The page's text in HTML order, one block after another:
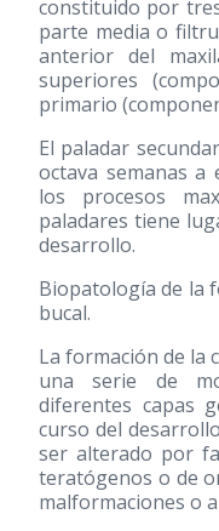
constituido por
parte media o
anterior del
superiores
primario
El paladar
octava semanas a
los procesos
paladares tiene
desarrollo.
Biopatología de la
bucal.
La formación de la
una serie de
diferentes capas
curso del
ser alterado por
teratógenos o de
malformaciones o